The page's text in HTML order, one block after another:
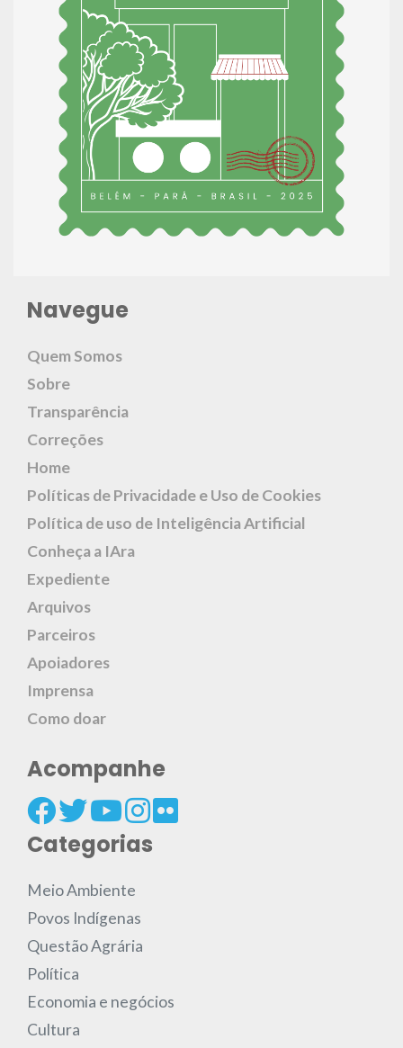
Navegue
Quem Somos
Sobre
Transparência
Correções
Home
Políticas de Privacidade e Uso de Cookies
Política de uso de Inteligência Artificial
Conheça a IAra
Expediente
Arquivos
Parceiros
Apoiadores
Imprensa
Como doar
Acompanhe
Categorias
Meio Ambiente
Povos Indígenas
Questão Agrária
Política
Economia e negócios
Cultura